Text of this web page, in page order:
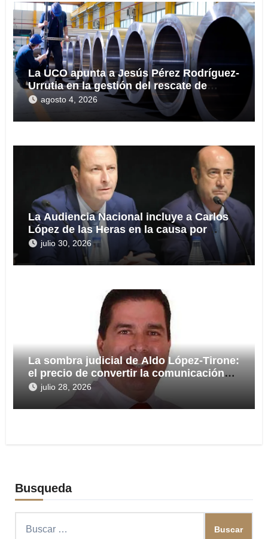
La UCO apunta a Jesús Pérez Rodríguez-
Urrutia en la gestión del rescate de
Tubos Reunidos
agosto 4, 2026
La Audiencia Nacional incluye a Carlos
López de las Heras en la causa por
presuntas irregularidades en el rescate
de 112,8 millones a Tubos Reunidos
julio 30, 2026
La sombra judicial de Aldo López-Tirone:
el precio de convertir la comunicación
en arma
julio 28, 2026
Busqueda